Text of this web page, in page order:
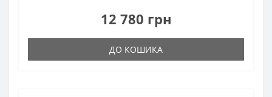
12 780 грн
ДО КОШИКА